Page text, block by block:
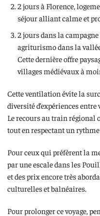
2 jours à Florence,
séjour alliant calme et
2 jours dans la
agriturismo dans la
Cette dernière offre
villages médiévaux à
Cette ventilation évite la
diversité d’expériences
Le recours au train régional
tout en respectant un rythme
Pour ceux qui préfèrent la
par une escale dans les
et des prix encore très
culturelles et balnéaires.
Pour prolonger ce voyage,